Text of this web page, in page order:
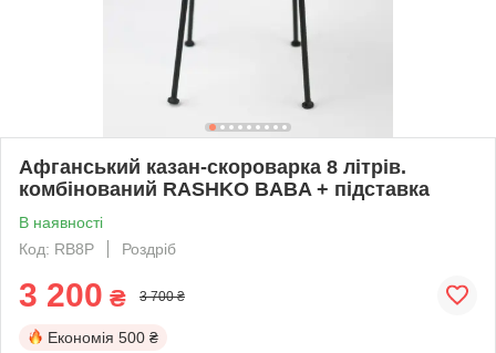
Афганський казан-скороварка 8 літрів.
комбінований RASHKO BABA + підставка
В наявності
Код: RB8P
Роздріб
3 200 ₴ 3 700 ₴
Економія 500 ₴